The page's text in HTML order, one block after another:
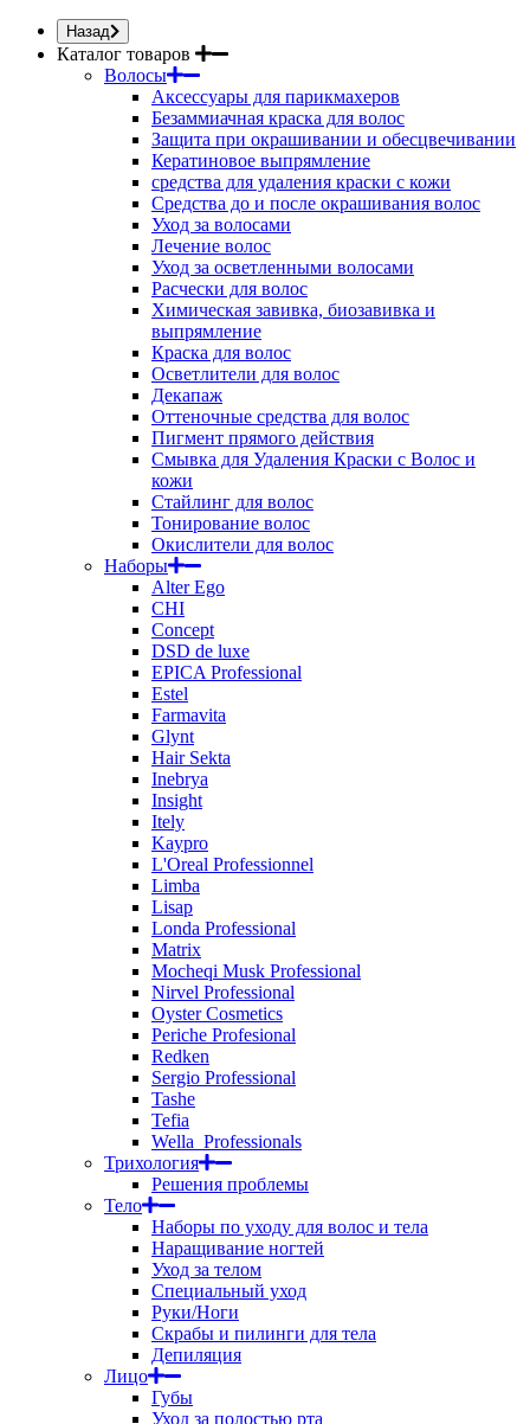
Назад
Каталог товаров
Волосы
Аксессуары для парикмахеров
Безаммиачная краска для волос
Защита при окрашивании и обесцвечивании
Кератиновое выпрямление
средства для удаления краски с кожи
Средства до и после окрашивания волос
Уход за волосами
Лечение волос
Уход за осветленными волосами
Расчески для волос
Химическая завивка, биозавивка и
выпрямление
Краска для волос
Осветлители для волос
Декапаж
Оттеночные средства для волос
Пигмент прямого действия
Смывка для Удаления Краски с Волос и
кожи
Стайлинг для волос
Тонирование волос
Окислители для волос
Наборы
Alter Ego
CHI
Concept
DSD de luxe
EPICA Professional
Estel
Farmavita
Glynt
Hair Sekta
Inebrya
Insight
Itely
Kaypro
L'Oreal Professionnel
Limba
Lisap
Londa Professional
Matrix
Mocheqi Musk Professional
Nirvel Professional
Oyster Cosmetics
Periche Profesional
Redken
Sergio Professional
Tashe
Tefia
Wella_Professionals
Трихология
Решения проблемы
Тело
Наборы по уходу для волос и тела
Наращивание ногтей
Уход за телом
Специальный уход
Руки/Ноги
Скрабы и пилинги для тела
Депиляция
Лицо
Губы
Уход за полостью рта